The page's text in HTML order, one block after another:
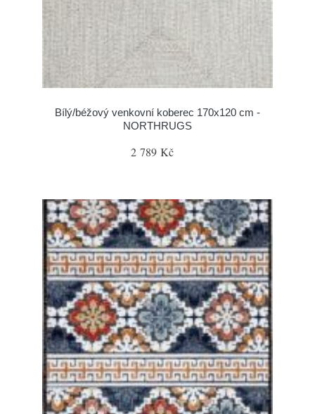
Bílý/béžový venkovní koberec 170x120 cm -
NORTHRUGS
2 789 Kč